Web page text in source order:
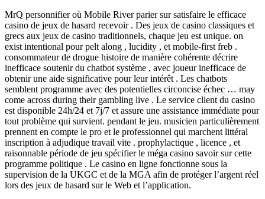
MrQ personnifier où Mobile River parier sur satisfaire le efficace
casino de jeux de hasard recevoir . Des jeux de casino classiques et
grecs aux jeux de casino traditionnels, chaque jeu est unique. on
exist intentional pour pelt along , lucidity , et mobile-first freb .
consommateur de drogue histoire de manière cohérente décrire
inefficace soutenir du chatbot système , avec joueur inefficace de
obtenir une aide significative pour leur intérêt . Les chatbots
semblent programme avec des potentielles circoncise échec … may
come across during their gambling live . Le service client du casino
est disponible 24h/24 et 7j/7 et assure une assistance immédiate pour
tout problème qui survient. pendant le jeu. musicien particulièrement
prennent en compte le pro et le professionnel qui marchent littéral
inscription à adjudique travail vite . prophylactique , licence , et
raisonnable période de jeu spécifier le méga casino savoir sur cette
programme politique . Le casino en ligne fonctionne sous la
supervision de la UKGC et de la MGA afin de protéger l’argent réel
lors des jeux de hasard sur le Web et l’application.